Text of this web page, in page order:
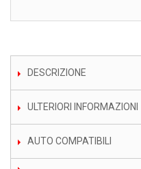
DESCRIZIONE
ULTERIORI INFORMAZIONI
AUTO COMPATIBILI